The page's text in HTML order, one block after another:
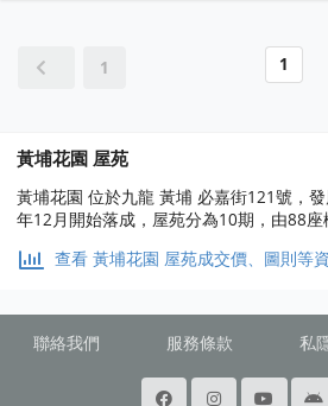
1 1
黃埔花園 屋苑
黃埔花園 位於九龍 黃埔 必嘉街121號，
年12月開始落成，屋苑分為10期，由88座
童設施、運動設施、娛樂設施、餐飲設施
查看 黃埔花園 屋苑成交價、圖則等
聯絡我們 服務條款 私